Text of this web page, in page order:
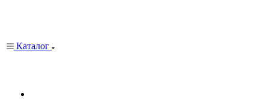
Каталог